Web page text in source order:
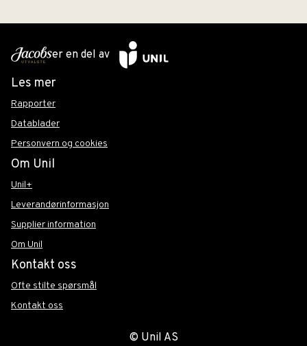
er en del av
Les mer
Rapporter
Datablader
Personvern og cookies
Om Unil
Unil+
Leverandørinformasjon
Supplier information
Om Unil
Kontakt oss
Ofte stilte spørsmål
Kontakt oss
© Unil AS